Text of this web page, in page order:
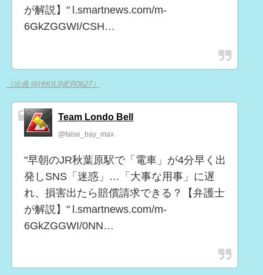
が解説】" l.smartnews.com/m-
6GkZGGWI/CSH…
（出典 @HIKILINER0627）
Team Londo Bell
@false_bay_max
"早朝のJR秋葉原駅で「電車」が4分早く出
発しSNS「迷惑」…「大事な用事」に遅
れ、損害出たら賠償請求できる？【弁護士
が解説】" l.smartnews.com/m-
6GkZGGWI/0NN…